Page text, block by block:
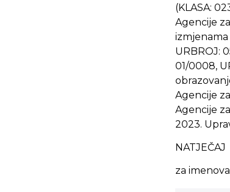
(KLASA:
Agencije
izmjenama
URBROJ:
01/0008,
Agencije
Agencije
2023.
NATJEČAJ
za